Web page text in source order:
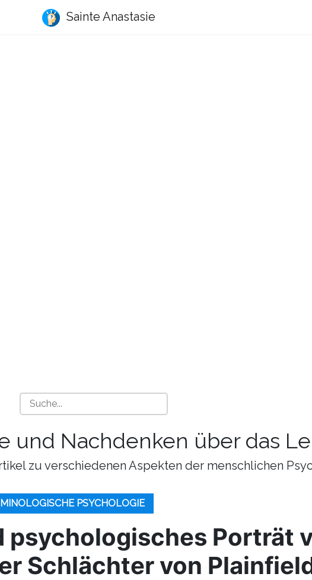
Sainte Anastasie
und Nachdenken über das
zu verschiedenen Aspekten der menschlichen
PSYCHOLOGIE
psychologisches Porträt
Schlächter von